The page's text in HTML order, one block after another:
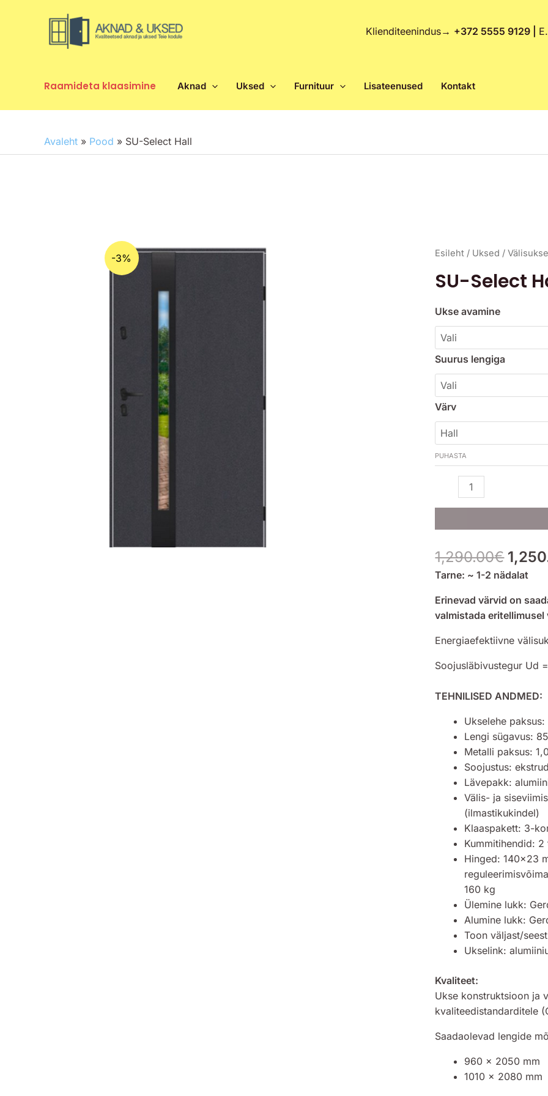
Klienditeenindus→ +372 5555 9129 |
Raamideta klaasimine Aknad Uksed Furnituur Lisateenused Kontakt
Avaleht » Pood » SU-Select Hall
-3% Esileht / Uksed /
SU-Select
1,290.00€
Algne
oli:
Ukse avamine
Suurus lengiga
Värv
PUHASTA
SU-
Hall
Tarne: ~ 1-2 nädalat
Erinevad värvid on
valmistada
Energiaefektiivne
Soojusläbivustegur Ud
TEHNILISED ANDMED:
Ukselehe paksus:
Lengi sügavus:
Metalli paksus:
Soojustus:
Lävepakk:
Välis- ja
(ilmastikukindel)
Klaaspakett: 3-
Kummitihendid: 2
Hinged: 140×23
160 kg
Ülemine lukk:
Alumine lukk:
Toon väljast/
Ukselink:
Kvaliteet:
Ukse konstruktsioon ja
kvaliteedistandarditele
Saadaolevad lengide
960 × 2050 mm
1010 × 2080 mm